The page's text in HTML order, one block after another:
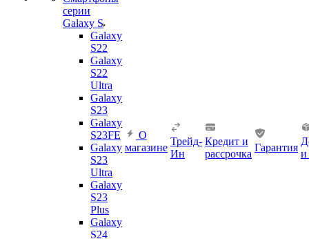
серии
Galaxy S
Galaxy
S22
Galaxy
S22
Ultra
Galaxy
S23
Galaxy
S23FE
Galaxy
S23
Ultra
Galaxy
S23
Plus
Galaxy
S24
О
магазине
Трейд-
Ин
Кредит и
рассрочка
Гарантия
и